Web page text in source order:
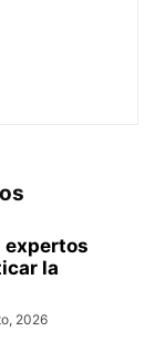
expertos
la
2026